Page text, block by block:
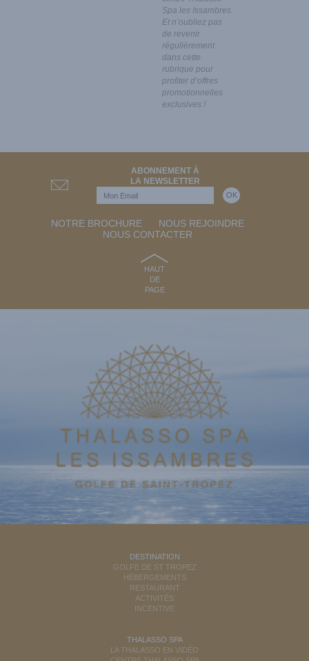
Spa les Issambres.
Et n’oubliez pas
de revenir
régulièrement
dans cette
rubrique pour
profiter d’offres
promotionnelles
exclusives !
ABONNEMENT À
LA NEWSLETTER
NOTRE BROCHURE
NOUS REJOINDRE
NOUS CONTACTER
HAUT
DE
PAGE
DESTINATION
GOLFE DE ST TROPEZ
HÉBERGEMENTS
RESTAURANT
ACTIVITÉS
INCENTIVE
THALASSO SPA
LA THALASSO EN VIDÉO